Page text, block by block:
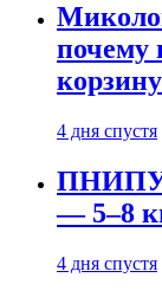
почему
корзину
4 дня спустя
ПНИПУ:
— 5–8
4 дня спустя